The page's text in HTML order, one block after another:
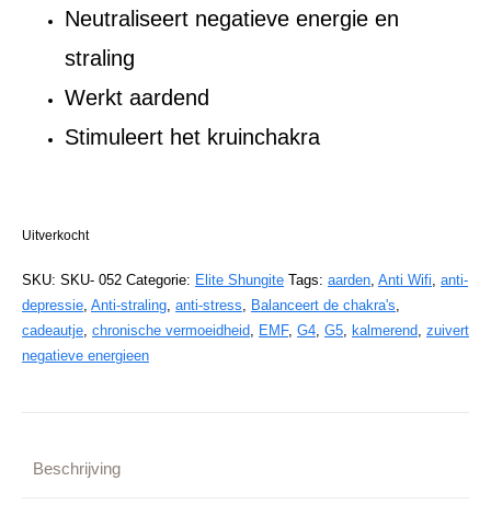
Neutraliseert negatieve energie en
straling
Werkt aardend
Stimuleert het kruinchakra
Uitverkocht
SKU: SKU- 052 Categorie: Elite Shungite Tags: aarden Anti Wifi anti-
depressie Anti-straling anti-stress Balanceert de chakra's
cadeautje chronische vermoeidheid EMF, G4 G5 kalmerend zuivert
negatieve energieen
Beschrijving